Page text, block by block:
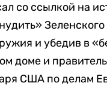
со ссылкой на
Зеленского
и убедив в
доме и
США по делам